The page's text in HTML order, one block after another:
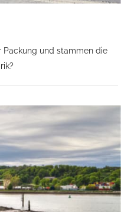
und stammen die